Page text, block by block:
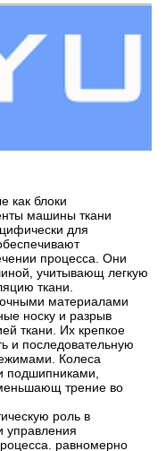
как блоки
машины ткани
для
процесса. Они
учитывающ легкую
ткани.
материалами
носку и разрыв
ткани. Их крепкое
и последовательную
Колеса
подшипниками,
трение во
роль в
управления
равномерно